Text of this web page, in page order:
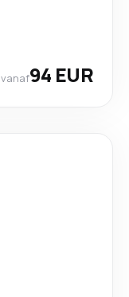
vanaf94 EUR